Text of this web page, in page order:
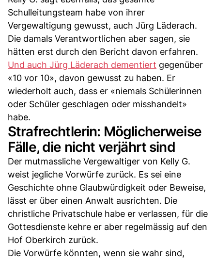
Schulleitungsteam habe von ihrer
Vergewaltigung gewusst, auch Jürg Läderach.
Die damals Verantwortlichen aber sagen, sie
hätten erst durch den Bericht davon erfahren.
Und auch Jürg Läderach dementiert gegenüber
«10 vor 10», davon gewusst zu haben. Er
wiederholt auch, dass er «niemals Schülerinnen
oder Schüler geschlagen oder misshandelt»
habe.
Strafrechtlerin: Möglicherweise
Fälle, die nicht verjährt sind
Der mutmassliche Vergewaltiger von Kelly G.
weist jegliche Vorwürfe zurück. Es sei eine
Geschichte ohne Glaubwürdigkeit oder Beweise,
lässt er über einen Anwalt ausrichten. Die
christliche Privatschule habe er verlassen, für die
Gottesdienste kehre er aber regelmässig auf den
Hof Oberkirch zurück.
Die Vorwürfe könnten, wenn sie wahr sind,